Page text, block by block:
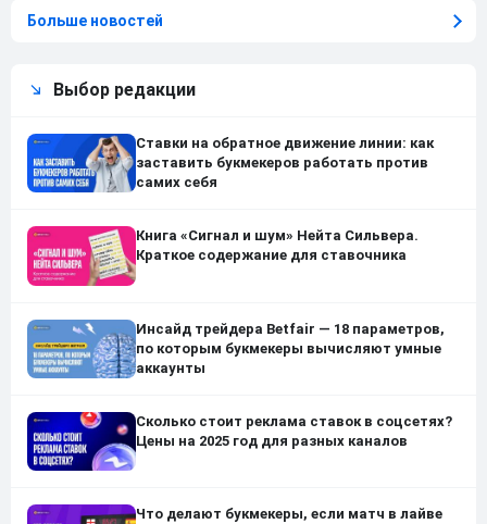
Больше новостей
Выбор редакции
Ставки на обратное движение линии: как
заставить букмекеров работать против
самих себя
Книга «Сигнал и шум» Нейта Сильвера.
Краткое содержание для ставочника
Инсайд трейдера Betfair — 18 параметров,
по которым букмекеры вычисляют умные
аккаунты
Сколько стоит реклама ставок в соцсетях?
Цены на 2025 год для разных каналов
Что делают букмекеры, если матч в лайве